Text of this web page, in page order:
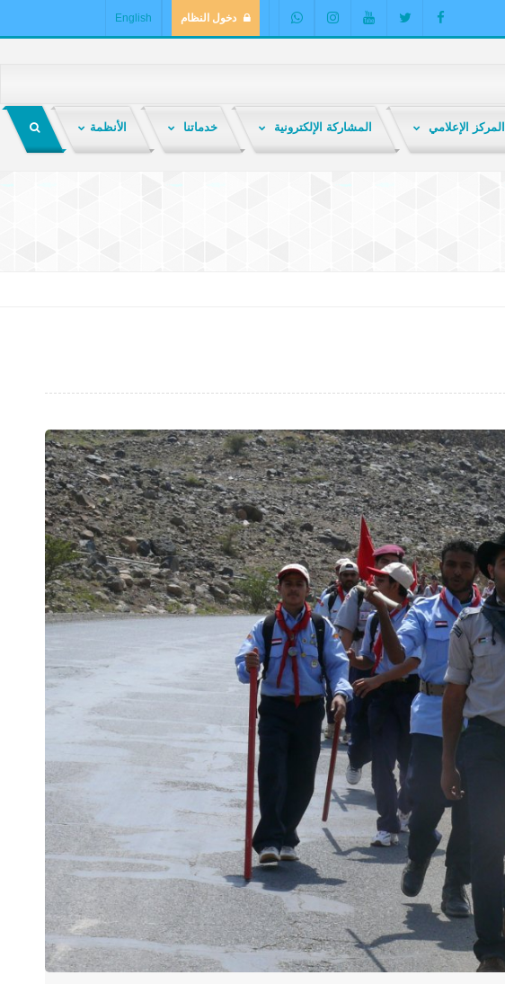
دخول النظام English
المركز الإعلامي المشاركة الإلكترونية خدماتنا الأنظمة